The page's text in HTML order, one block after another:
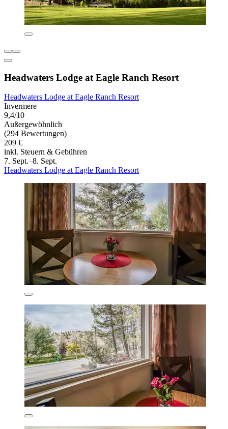
Headwaters Lodge at Eagle Ranch Resort
Headwaters Lodge at Eagle Ranch Resort
Invermere
9,4/10
Außergewöhnlich
(294 Bewertungen)
209 €
inkl. Steuern & Gebühren
7. Sept.–8. Sept.
Headwaters Lodge at Eagle Ranch Resort